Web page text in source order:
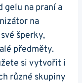
gelu na praní a
na
šperky,
předměty.
si vytvořit i
různé skupiny